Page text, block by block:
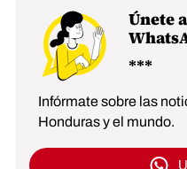
Únete
Infórmate sobre las
Honduras y el mundo.